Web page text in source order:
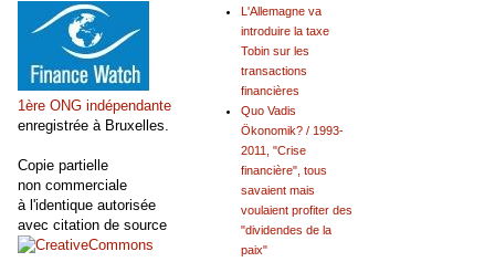
L'Allemagne va
introduire la taxe
Tobin sur les
transactions
financières
Quo Vadis
Ökonomik? / 1993-
2011, "Crise
financière", tous
savaient mais
voulaient profiter des
"dividendes de la
paix"
1ère ONG indépendante
enregistrée à Bruxelles.
Copie partielle
non commerciale
à l'identique autorisée
avec citation de source